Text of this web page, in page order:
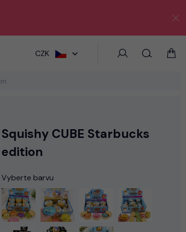
CZK
Squishy CUBE Starbucks
edition
Vyberte barvu